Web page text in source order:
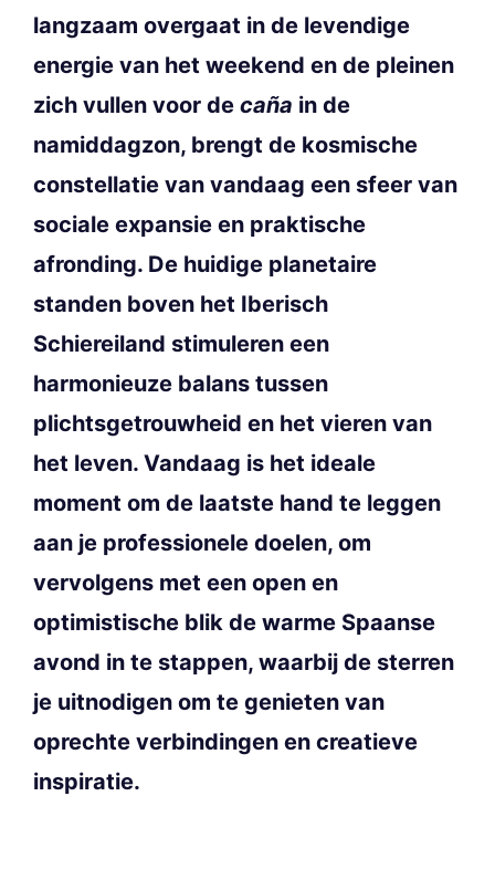
langzaam overgaat in de levendige
energie van het weekend en de pleinen
zich vullen voor de caña in de
namiddagzon, brengt de kosmische
constellatie van vandaag een sfeer van
sociale expansie en praktische
afronding. De huidige planetaire
standen boven het Iberisch
Schiereiland stimuleren een
harmonieuze balans tussen
plichtsgetrouwheid en het vieren van
het leven. Vandaag is het ideale
moment om de laatste hand te leggen
aan je professionele doelen, om
vervolgens met een open en
optimistische blik de warme Spaanse
avond in te stappen, waarbij de sterren
je uitnodigen om te genieten van
oprechte verbindingen en creatieve
inspiratie.